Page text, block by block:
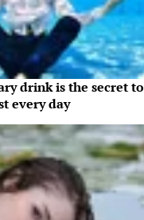
drink is the secret to
every day